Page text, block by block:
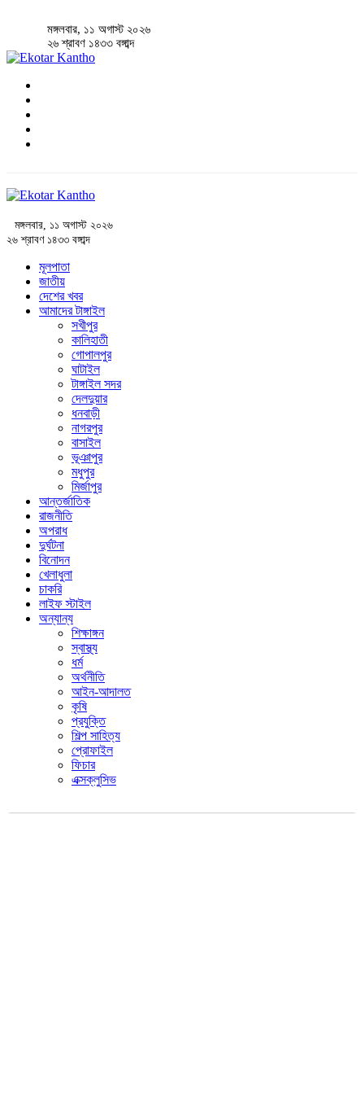
মঙ্গলবার, ১১ অগাস্ট ২০২৬
২৬ শ্রাবণ ১৪৩৩ বঙ্গাব্দ
মঙ্গলবার, ১১ অগাস্ট ২০২৬
২৬ শ্রাবণ ১৪৩৩ বঙ্গাব্দ
মূলপাতা
জাতীয়
দেশের খবর
আমাদের টাঙ্গাইল
সখীপুর
কালিহাতী
গোপালপুর
ঘাটাইল
টাঙ্গাইল সদর
দেলদুয়ার
ধনবাড়ী
নাগরপুর
বাসাইল
ভূঞাপুর
মধুপুর
মির্জাপুর
আন্তর্জাতিক
রাজনীতি
অপরাধ
দুর্ঘটনা
বিনোদন
খেলাধুলা
চাকরি
লাইফ স্টাইল
অন্যান্য
শিক্ষাঙ্গন
স্বাস্থ্য
ধর্ম
অর্থনীতি
আইন-আদালত
কৃষি
প্রযুক্তি
শিল্প সাহিত্য
প্রোফাইল
ফিচার
এক্সক্লুসিভ